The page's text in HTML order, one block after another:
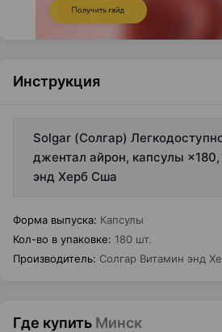
Инструкция
Solgar (Солгар)
джентал айрон, капсулы
энд Херб Сша
Форма выпуска: Капсулы
Кол-во в упаковке: 180 шт.
Производитель: Солгар Витамин энд
Где купить Минск